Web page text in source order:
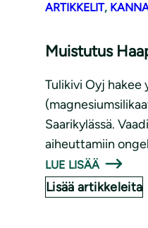
ARTIKKELIT,
Muistutus
Tulikivi Oyj
Saarikylässä.
aiheuttamiin
LUE LISÄÄ
Lisää artikkeleita